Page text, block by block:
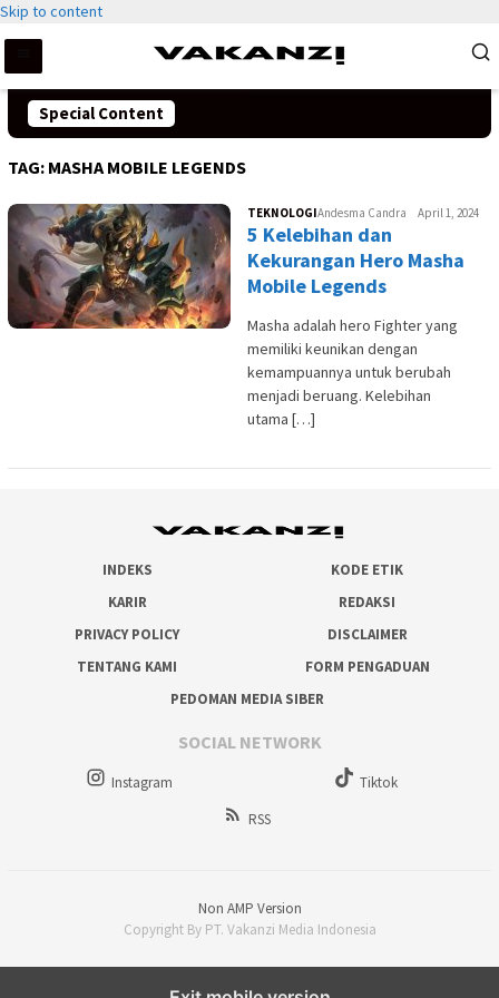
Skip to content
Special Content
TAG: MASHA MOBILE LEGENDS
TEKNOLOGIAndesma Candra April 1, 2024
5 Kelebihan dan
Kekurangan Hero Masha
Mobile Legends
Masha adalah hero Fighter yang
memiliki keunikan dengan
kemampuannya untuk berubah
menjadi beruang. Kelebihan
utama […]
INDEKS
KODE ETIK
KARIR
REDAKSI
PRIVACY POLICY
DISCLAIMER
TENTANG KAMI
FORM PENGADUAN
PEDOMAN MEDIA SIBER
SOCIAL NETWORK
Instagram
Tiktok
RSS
Non AMP Version
Copyright By PT. Vakanzi Media Indonesia